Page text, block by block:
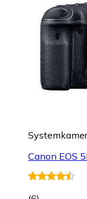
Canon EOS